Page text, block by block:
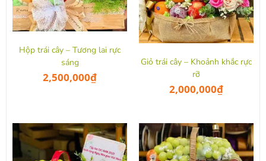
Hộp trái cây – Tương lai rực
sáng
2,500,000₫
Giỏ trái cây – Khoảnh khắc rực
rỡ
2,000,000₫